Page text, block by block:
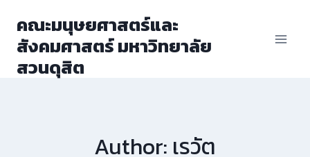
content
คณะมนุษยศาสตร์และ
สังคมศาสตร์ มหาวิทยาลัย
สวนดุสิต
Author: เรวัต